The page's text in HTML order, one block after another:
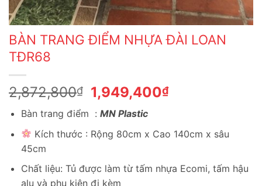
BÀN TRANG ĐIỂM NHỰA ĐÀI LOAN
TĐR68
2,872,800₫
Giá
gốc
là:
2,872,800₫.
1,949,400₫Giá
là:
Bàn trang điểm : MN Plastic
Kích thước : Rộng 80cm x Cao 140cm x sâu
45cm
Chất liệu: Tủ được làm từ tấm nhựa Ecomi, tấm hậu
alu và phụ kiện đi kèm